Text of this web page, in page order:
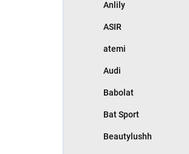
Anlily
ASIR
atemi
Audi
Babolat
Bat Sport
Beautylushh